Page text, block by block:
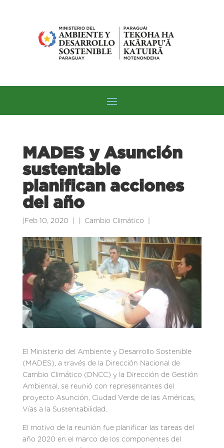
MADES y Asunción
sustentable
planifican acciones
del año
Feb 10, 2020 Cambio Climático
El Ministerio del Ambiente y Desarrollo Sostenible
(MADES), a través de la Dirección Nacional de
Cambio Climático (DNCC) y la Dirección de Gestión
Ambiental, se reunió con representantes del
proyecto Asunción, Ciudad Verde de las Américas,
Vías a la Sustentabilidad.
El motivo de la reunión fue planificar las tareas del
año 2020 en el marco de los componentes del